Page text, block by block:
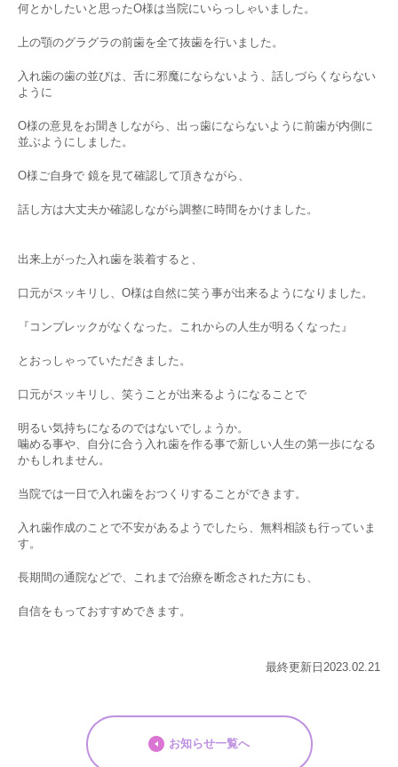
何とかしたいと思ったO様は当院にいらっしゃいました。
上の顎のグラグラの前歯を全て抜歯を行いました。
入れ歯の歯の並びは、舌に邪魔にならないよう、話しづらくならない
ように
O様の意見をお聞きしながら、出っ歯にならないように前歯が内側に
並ぶようにしました。
O様ご自身で 鏡を見て確認して頂きながら、
話し方は大丈夫か確認しながら調整に時間をかけました。
出来上がった入れ歯を装着すると、
口元がスッキリし、O様は自然に笑う事が出来るようになりました。
『コンプレックがなくなった。これからの人生が明るくなった』
とおっしゃっていただきました。
口元がスッキリし、笑うことが出来るようになることで
明るい気持ちになるのではないでしょうか。
噛める事や、自分に合う入れ歯を作る事で新しい人生の第一歩になる
かもしれません。
当院では一日で入れ歯をおつくりすることができます。
入れ歯作成のことで不安があるようでしたら、無料相談も行っていま
す。
長期間の通院などで、これまで治療を断念された方にも、
自信をもっておすすめできます。
最終更新日2023.02.21
お知らせ一覧へ